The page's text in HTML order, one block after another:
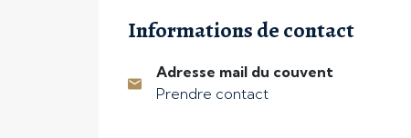
Informations de contact
Adresse mail du couvent
Prendre contact